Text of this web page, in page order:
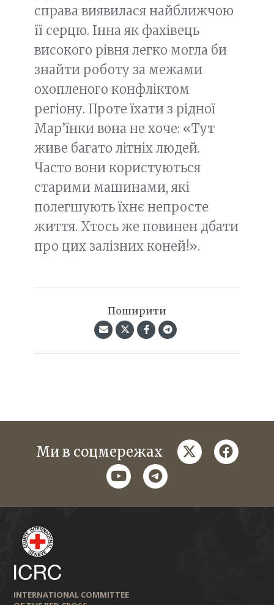
справа виявилася найближчою
її серцю. Інна як фахівець
високого рівня легко могла би
знайти роботу за межами
охопленого конфліктом
регіону. Проте їхати з рідної
Мар’їнки вона не хоче: «Тут
живе багато літніх людей.
Часто вони користуються
старими машинами, які
полегшують їхнє непросте
життя. Хтось же повинен дбати
про цих залізних коней!».
Поширити
Ми в соцмережах twitter
youtubetelegram
INTERNATIONAL COMMITTEE